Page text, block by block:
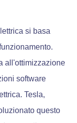
si basa
all'ottimizzazione
software
Tesla,
questo